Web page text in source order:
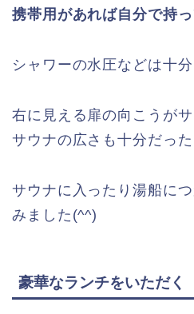
携帯用があれば自分で持
シャワーの水圧などは十
右に見える扉の向こうが
サウナの広さも十分だった
サウナに入ったり湯船に
みました(^^)
豪華なランチをいただく